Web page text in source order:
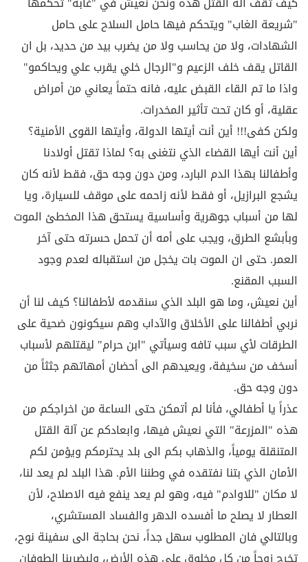
"شريعة الغاب" ويتحكم فيها حامل السلاح على حامل
الشهادات، ولا من يحاسب ولا من يضرب بيد من حديد، بل ان
القاتل يقف خلف الزعيم و"الرجال خلي يقرب علي ويحاكمو"
واذا ما تم القاء القبض عليه، فانه حتماً يعاني من أمراض
عقلية، أو كان تحت تأثير المخدرات.
ولكن كفى!!! أين أنت أيتها الدولة، وأيتها القوى الأمنية؟
أين أنت أيها القضاء الذي نتغنى به؟ لماذا تقتل أولادنا
وأطفالنا بهذا الدم البارد، ومن دون وجه حق، فقط لأنه كان
يشجع البرازيل، أو فقط لأنه زاحمه على موقف للسيارة، ويا
لها من أسباب جوهرية وأساسية يستحق هذا المخطئ الموت
وبأبشع الطرق، ويجب على أمه أن تحمل حسرته حتى آخر
العمر. حتى ان الموت بات يخجل من استقباله لعدم وجود
السبب المقنع.
أين نعيش، وما هو البلد الذي سنقدمه لأطفالنا؟ كيف لنا أن
نربي أطفالنا على الأخلاق والآداب وهم سيكونون ضحية على
الطرقات لأي سبب تافه وسيأتي "ابن حرام" ليقتلهم لأسباب
أسخف من سخيفة، ويعيدهم الى أحضان أمهاتهم جثثاً من
دون وجه حق.
عذراً يا أطفالي، فأنا لم أتمكن حتى الساعة من اخراجكم من
هذه "المزرعة" التي نعيش فيها، وابعادكم عن آلة القتل
المتنقلة يومياً، والذهاب بكم الى بلد يحترمكم ويؤمن لكم
الأمان الذي بتنا نفتقده في وطننا الأم. هذا البلد لم يعد لنا،
لا مكان "للاوادم" فيه، وهو لم يعد ينفع فيه الاصلاح، لأن
العطار لا يصلح ما أفسده الدهر والفساد المستشري،
وبالتالي فان المطلوب سهل جداً، نحن بحاجة الى سفينة نوح،